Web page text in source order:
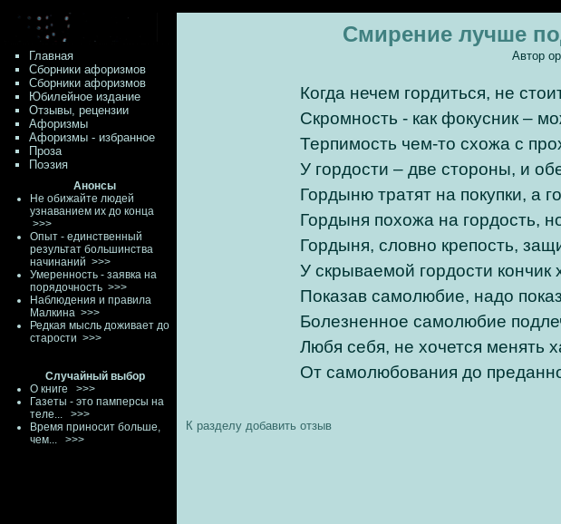
Главная
Сборники афоризмов
Сборники афоризмов
Юбилейное издание
Отзывы, рецензии
Афоризмы
Афоризмы - избранное
Проза
Поэзия
Анонсы
Не обижайте людей
узнаванием их до конца
>>>
Опыт - единственный
результат большинства
начинаний >>>
Умеренность - заявка на
порядочность >>>
Наблюдения и правила
Малкина >>>
Редкая мысль доживает до
старости >>>
Случайный выбор
О книге
>>>
Газеты - это памперсы на
теле...
>>>
Время приносит больше,
чем...
>>>
Смирение лучше
Автор
Когда нечем гордиться, не
Скромность ‑ как фокусник –
Терпимость чем-то схожа с
У гордости – две стороны, и
Гордыню тратят на покупки, а
Гордыня похожа на гордость,
Гордыня, словно крепость,
У скрываемой гордости кончик
Показав самолюбие, надо
Болезненное самолюбие
Любя себя, не хочется менять
От самолюбования до
К разделу добавить отзыв